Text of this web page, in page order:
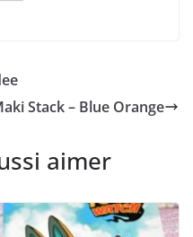
Stack – Blue Orange
aimer